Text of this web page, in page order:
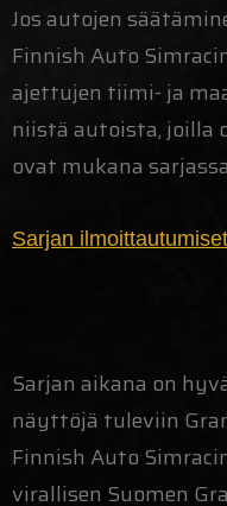
Jos autojen
Finnish Auto
ajettujen tiimi- ja
niistä autoista, joilla
ovat mukana
Sarjan
Sarjan aikana on
näyttöjä tuleviin
Finnish Auto
virallisen Suomen